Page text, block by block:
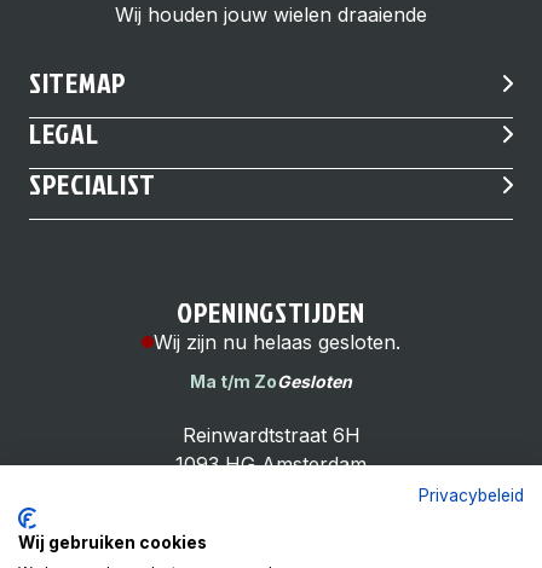
Wij houden jouw wielen draaiende
SITEMAP
LEGAL
SPECIALIST
OPENINGSTIJDEN
Wij zijn nu helaas gesloten.
Ma t/m ZoGesloten
Reinwardtstraat 6H
1093 HG Amsterdam
Privacybeleid
Wij gebruiken cookies